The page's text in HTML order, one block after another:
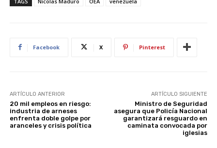
Facebook X Pinterest
ARTÍCULO ANTERIOR
20 mil empleos en riesgo:
industria de arneses
enfrenta doble golpe por
aranceles y crisis política
ARTÍCULO SIGUIENTE
Ministro de Seguridad
asegura que Policía Nacional
garantizará resguardo en
caminata convocada por
iglesias